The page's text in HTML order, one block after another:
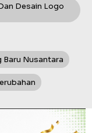
Desain Logo
Baru Nusantara